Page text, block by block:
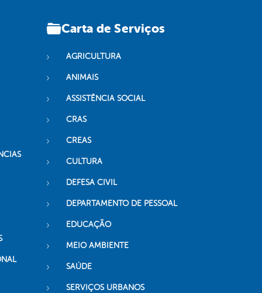
Carta de Serviços
AGRICULTURA
ANIMAIS
ASSISTÊNCIA SOCIAL
CRAS
CREAS
CULTURA
DEFESA CIVIL
DEPARTAMENTO DE PESSOAL
EDUCAÇÃO
MEIO AMBIENTE
SAÚDE
SERVIÇOS URBANOS